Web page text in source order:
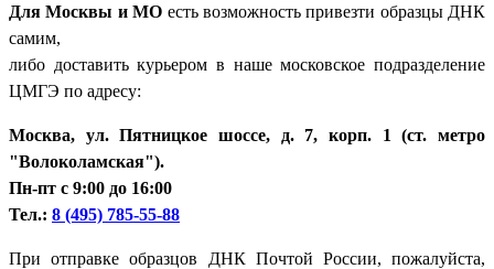
Для Москвы и МО есть возможность привезти образцы ДНК
самим,
либо доставить курьером в наше московское подразделение
ЦМГЭ по адресу:
Москва, ул. Пятницкое шоссе, д. 7, корп. 1 (ст. метро
"Волоколамская").
Пн-пт с 9:00 до 16:00
Тел.: 8 (495) 785-55-88
При отправке образцов ДНК Почтой России, пожалуйста,